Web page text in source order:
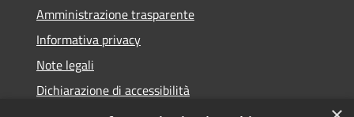
Amministrazione trasparente
Informativa privacy
Note legali
Dichiarazione di accessibilità